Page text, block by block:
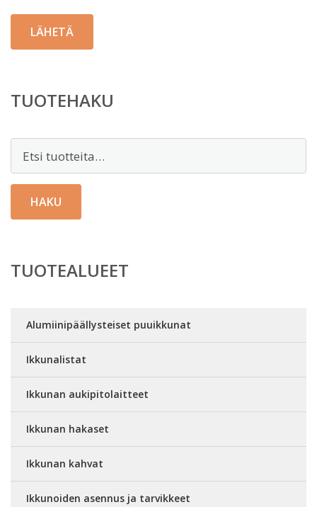
TUOTEHAKU
HAKU
TUOTEALUEET
Alumiinipäällysteiset puuikkunat
Ikkunalistat
Ikkunan aukipitolaitteet
Ikkunan hakaset
Ikkunan kahvat
Ikkunoiden asennus ja tarvikkeet